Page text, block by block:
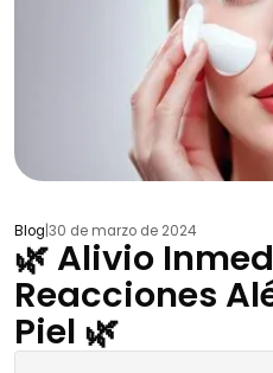
Blog 30 de marzo de 2024
🌿 Alivio
Reacciones
Piel 🌿